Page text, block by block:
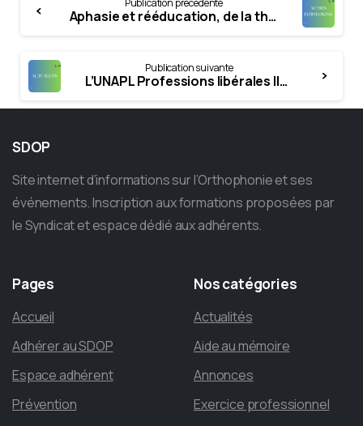
Reading
Publication précédente
Aphasie et rééducation, de la théorie à la pratique : Prise en charge globale de l’aphasie et mises en pratiques des techniques de rééducation
Publication suivante
L’UNAPL Professions libérales Ile-de France vous accompagne
SDOP
Site internet d’informations sur l’Orthophonie et ses
événements. Inscription aux formations proposées par
le Syndicat et espace dédié aux adhérents.
Pages
Accueil
Adhérer au SDOP
Espace adhérent
Prévention
Noscatégories
Actualités
Aide au mémoire
Annonces
Exercice professionnel